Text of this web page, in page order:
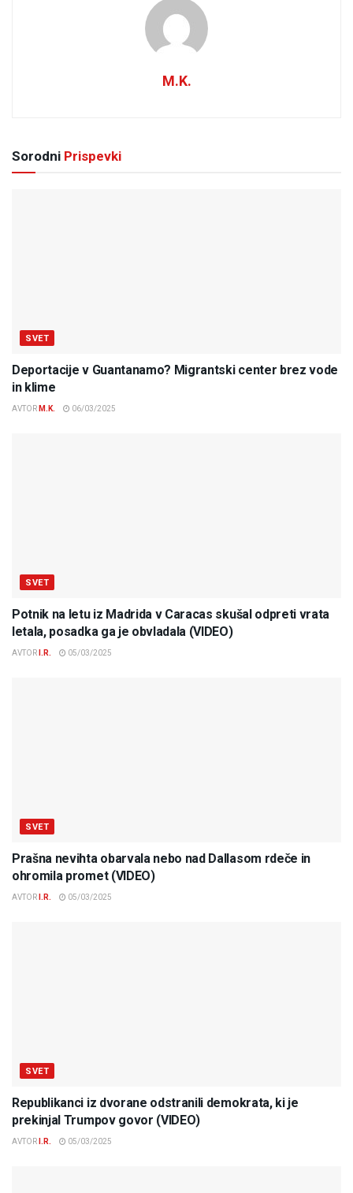
M.K.
Sorodni Prispevki
SVET
Deportacije v Guantanamo? Migrantski center brez vode
in klime
AVTOR M.K. 06/03/2025
SVET
Potnik na letu iz Madrida v Caracas skušal odpreti vrata
letala, posadka ga je obvladala (VIDEO)
AVTOR I.R. 05/03/2025
SVET
Prašna nevihta obarvala nebo nad Dallasom rdeče in
ohromila promet (VIDEO)
AVTOR I.R. 05/03/2025
SVET
Republikanci iz dvorane odstranili demokrata, ki je
prekinjal Trumpov govor (VIDEO)
AVTOR I.R. 05/03/2025